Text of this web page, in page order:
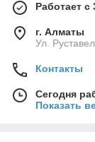
Работает с
г. Алматы
Ул.
Контакты
Сегодня
Показать